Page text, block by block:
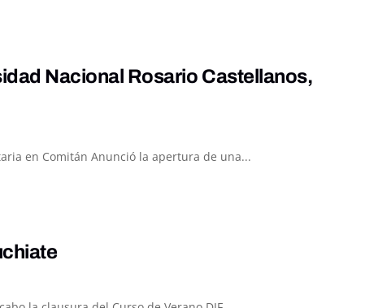
Nacional Rosario Castellanos,
en Comitán Anunció la apertura de una...